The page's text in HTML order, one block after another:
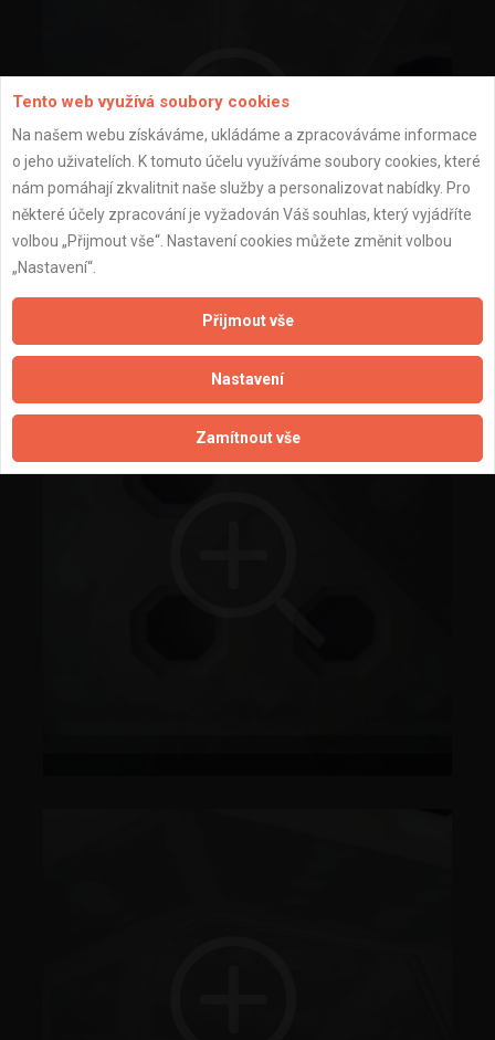
Tento web využívá soubory cookies
Na našem webu získáváme, ukládáme a zpracováváme informace
o jeho uživatelích. K tomuto účelu využíváme soubory cookies, které
nám pomáhají zkvalitnit naše služby a personalizovat nabídky. Pro
některé účely zpracování je vyžadován Váš souhlas, který vyjádříte
volbou „Přijmout vše“. Nastavení cookies můžete změnit volbou
„Nastavení“.
Přijmout vše
Nastavení
Zamítnout vše